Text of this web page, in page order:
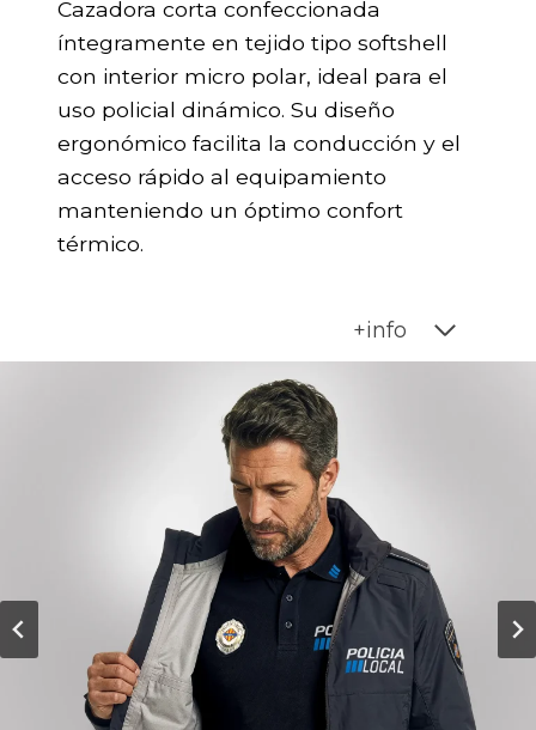
Cazadora corta confeccionada
íntegramente en tejido tipo softshell
con interior micro polar, ideal para el
uso policial dinámico. Su diseño
ergonómico facilita la conducción y el
acceso rápido al equipamiento
manteniendo un óptimo confort
térmico.
+info